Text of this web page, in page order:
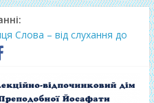
Слова – від слухання до